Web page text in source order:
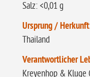
Salz: <0,01 g
Ursprung /
Thailand
Verantwortlicher
Kreyenhop & Kluge